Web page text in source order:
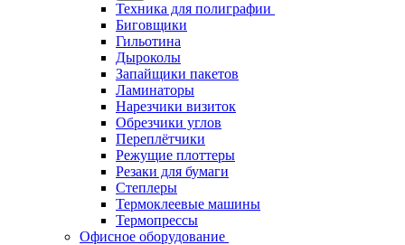
Техника для полиграфии
Биговщики
Гильотина
Дыроколы
Запайщики пакетов
Ламинаторы
Нарезчики визиток
Обрезчики углов
Переплётчики
Режущие плоттеры
Резаки для бумаги
Степлеры
Термоклеевые машины
Термопрессы
Офисное оборудование